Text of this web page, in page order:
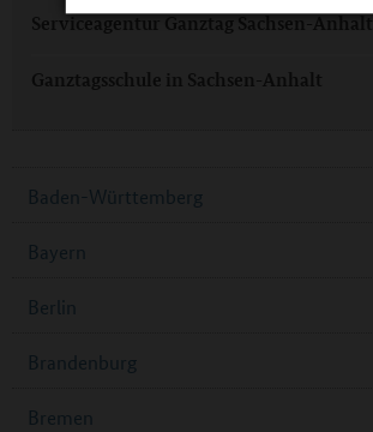
Serviceagentur Ganztag Sachsen-Anhalt
Ganztagsschule in Sachsen-Anhalt
Baden-Württemberg
Bayern
Berlin
Brandenburg
Bremen